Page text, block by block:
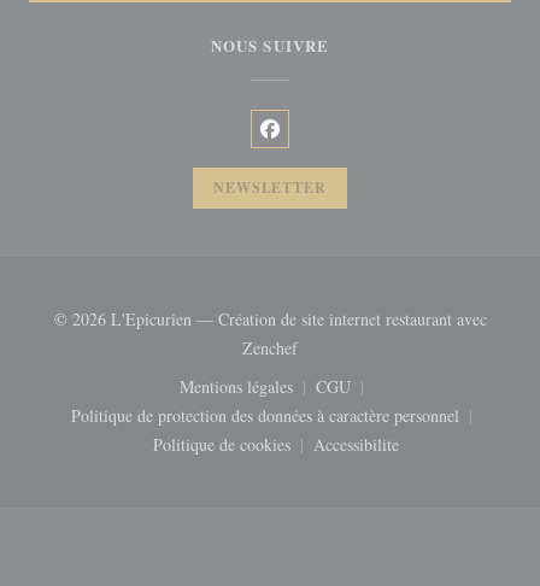
NOUS SUIVRE
Facebook ((ouvre une nouvelle
NEWSLETTER
© 2026 L'Epicurien — Création de site internet restaurant avec
Zenchef((ouvre une nouvelle fenêtre))
Mentions légales
((ouvre une nouvelle fenêtre))
CGU
((ouvre une nouvelle
Politique de protection des données à caractère personnel
((ouvre une nouvelle fenêtre))
Politique de cookies
((ouvre une nouvelle fenêtre))
Accessibilite
((ouvre une nouvelle